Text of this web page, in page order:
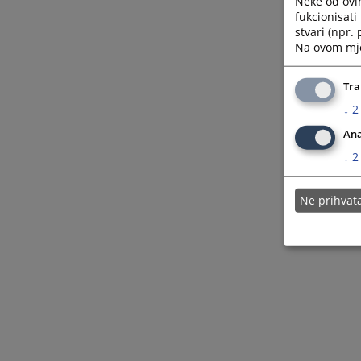
fukcionisati
stvari (npr.
Na ovom
↓ 2
↓ 2
Ne